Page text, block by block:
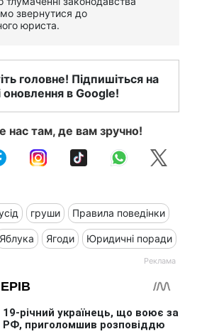
звернутися до
юриста.
головне! Підпишіться на
оновлення в Google!
нас там, де вам зручно!
груши Правила поведінки
Яблука Ягоди Юридичні поради